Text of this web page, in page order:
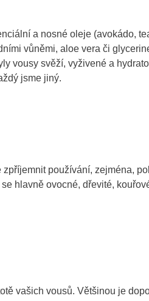
a nosné oleje (avokádo,
vůněmi, aloe vera či
vousy svěží, vyživené a
jsme jiný.
používání, zejména,
hlavně ovocné, dřevité,
vašich vousů. Většinou je